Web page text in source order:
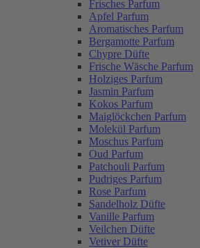
Frisches Parfum
Apfel Parfum
Aromatisches Parfum
Bergamotte Parfum
Chypre Düfte
Frische Wäsche Parfum
Holziges Parfum
Jasmin Parfum
Kokos Parfum
Maiglöckchen Parfum
Molekül Parfum
Moschus Parfum
Oud Parfum
Patchouli Parfum
Pudriges Parfum
Rose Parfum
Sandelholz Düfte
Vanille Parfum
Veilchen Düfte
Vetiver Düfte